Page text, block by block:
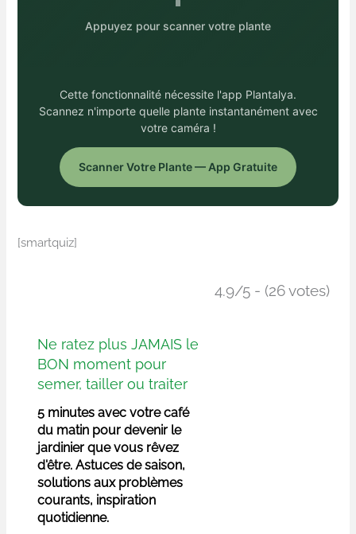
Appuyez pour scanner votre plante
Cette fonctionnalité nécessite l'app Plantalya.
Scannez n'importe quelle plante instantanément avec
votre caméra !
Scanner Votre Plante — App Gratuite
[smartquiz]
4.9/5 - (26 votes)
Ne ratez plus JAMAIS le
BON moment pour
semer, tailler ou traiter
5 minutes avec votre café
du matin pour devenir le
jardinier que vous rêvez
d'être. Astuces de saison,
solutions aux problèmes
courants, inspiration
quotidienne.